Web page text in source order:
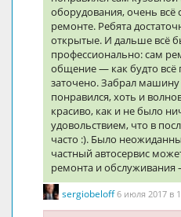
оборудования, очень
ремонте. Ребята
открытые. И дальше всё
профессионально: сам
общение — как будто
заточено. Забрал
понравился, хоть и
красиво, как и не было
удовольствием, что в
часто :). Было
частный автосервис
ремонта и обслуживания
sergiobeloff6 июля 2017 в